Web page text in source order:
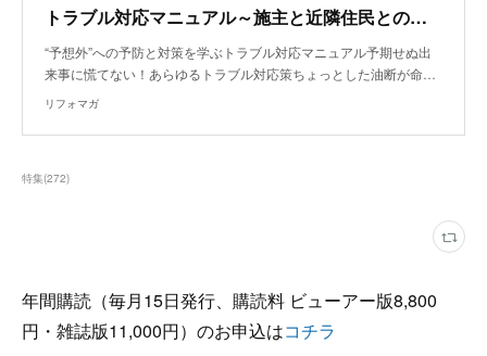
トラブル対応マニュアル～施主と近隣住民との関係性が悪い場合は？
“予想外”への予防と対策を学ぶトラブル対応マニュアル予期せぬ出
来事に慌てない！あらゆるトラブル対応策ちょっとした油断が命…
リフォマガ
特集(272)
年間購読（毎月15日発行、購読料 ビューアー版8,800
円・雑誌版11,000円）のお申込はコチラ